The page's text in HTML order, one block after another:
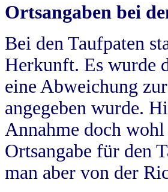
Ortsangaben bei
Bei den Taufpaten
Herkunft. Es wurde
eine Abweichung
angegeben wurde.
Annahme doch
Ortsangabe für den
man aber von der